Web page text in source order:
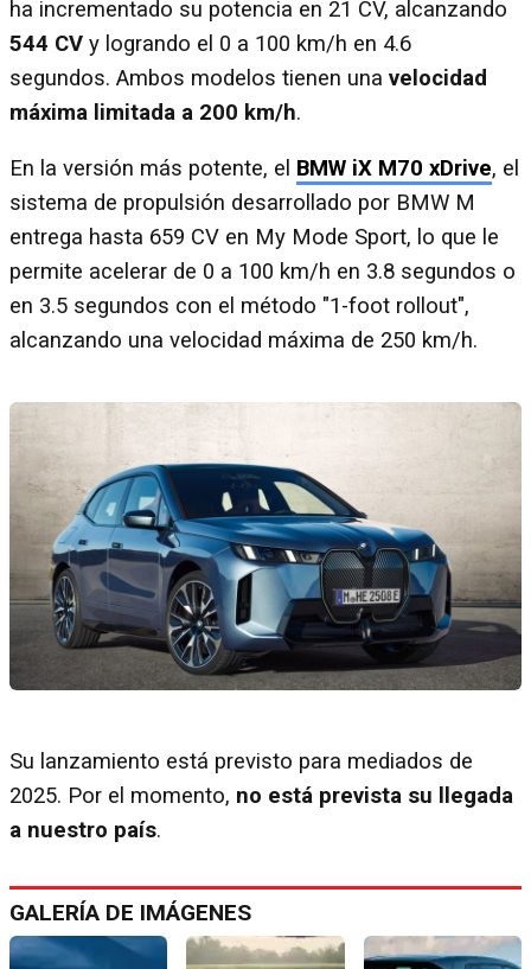
ha incrementado su potencia en 21 CV, alcanzando
544 CV y logrando el 0 a 100 km/h en 4.6
segundos. Ambos modelos tienen una velocidad
máxima limitada a 200 km/h.
En la versión más potente, el BMW iX M70 xDrive, el
sistema de propulsión desarrollado por BMW M
entrega hasta 659 CV en My Mode Sport, lo que le
permite acelerar de 0 a 100 km/h en 3.8 segundos o
en 3.5 segundos con el método "1-foot rollout",
alcanzando una velocidad máxima de 250 km/h.
Su lanzamiento está previsto para mediados de
2025. Por el momento, no está prevista su llegada
a nuestro país.
GALERÍA DE IMÁGENES